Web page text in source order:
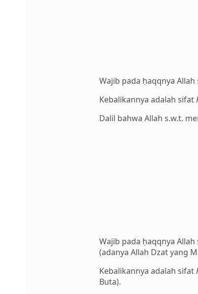
Wajib pada ḥaqqnya Allah
Kebalikannya adalah sifat
Dalil bahwa Allah s.w.t.
Wajib pada ḥaqqnya Allah
(adanya Allah Dzat yang
Kebalikannya adalah sifat
Buta).